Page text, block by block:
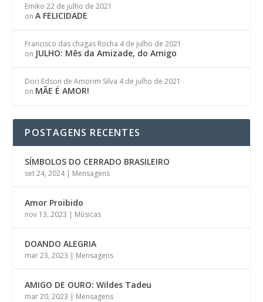
Emiko 22 de julho de 2021
onA FELICIDADE
Francisco das chagas Rocha 4 de julho de 2021
on JULHO: Mês da Amizade, do Amigo
Dori Edson de Amorim Silva 4 de julho de 2021
on MÃE É AMOR!
POSTAGENS RECENTES
SÍMBOLOS DO CERRADO BRASILEIRO
set 24, 2024| Mensagens
Amor Proibido
nov 13, 2023 | Músicas
DOANDO ALEGRIA
mar 23, 2023 | Mensagens
AMIGO DE OURO: Wildes Tadeu
mar 20, 2023 | Mensagens